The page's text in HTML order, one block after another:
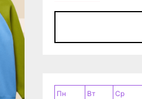
Пн Вт Ср